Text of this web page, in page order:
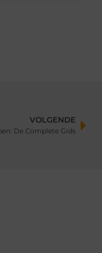
VOLGENDE
De Complete Gids